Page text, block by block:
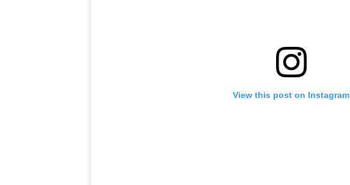
View this post on Instagram